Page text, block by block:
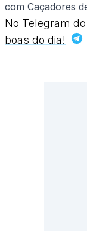
com Caçadores
No Telegram
boas do dia!